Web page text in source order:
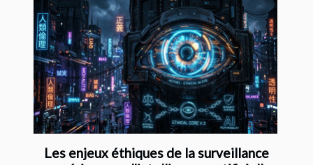
Les enjeux éthiques de la surveillance